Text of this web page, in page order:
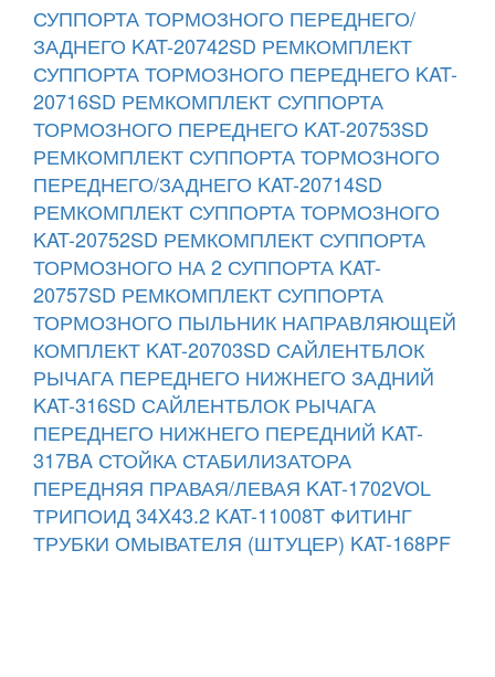
СУППОРТА ТОРМОЗНОГО ПЕРЕДНЕГО/
ЗАДНЕГО KAT-20742SD РЕМКОМПЛЕКТ
СУППОРТА ТОРМОЗНОГО ПЕРЕДНЕГО KAT-
20716SD РЕМКОМПЛЕКТ СУППОРТА
ТОРМОЗНОГО ПЕРЕДНЕГО KAT-20753SD
РЕМКОМПЛЕКТ СУППОРТА ТОРМОЗНОГО
ПЕРЕДНЕГО/ЗАДНЕГО KAT-20714SD
РЕМКОМПЛЕКТ СУППОРТА ТОРМОЗНОГО
KAT-20752SD РЕМКОМПЛЕКТ СУППОРТА
ТОРМОЗНОГО НА 2 СУППОРТА KAT-
20757SD РЕМКОМПЛЕКТ СУППОРТА
ТОРМОЗНОГО ПЫЛЬНИК НАПРАВЛЯЮЩЕЙ
КОМПЛЕКТ KAT-20703SD САЙЛЕНТБЛОК
РЫЧАГА ПЕРЕДНЕГО НИЖНЕГО ЗАДНИЙ
KAT-316SD САЙЛЕНТБЛОК РЫЧАГА
ПЕРЕДНЕГО НИЖНЕГО ПЕРЕДНИЙ KAT-
317BA СТОЙКА СТАБИЛИЗАТОРА
ПЕРЕДНЯЯ ПРАВАЯ/ЛЕВАЯ KAT-1702VOL
ТРИПОИД 34X43.2 KAT-11008T ФИТИНГ
ТРУБКИ ОМЫВАТЕЛЯ (ШТУЦЕР) KAT-168PF